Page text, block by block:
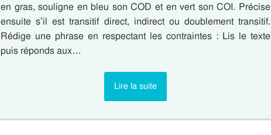
en gras, souligne en bleu son COD et en vert son COI. Précise
ensuite s’il est transitif direct, indirect ou doublement transitif.
Rédige une phrase en respectant les contraintes : Lis le texte
puis réponds aux…
Lire la suite